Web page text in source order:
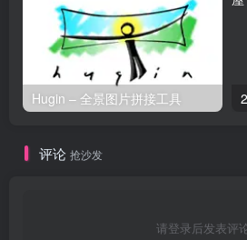
Hugin – 全景图片拼接工具
评论 抢沙发
请登录后发表评